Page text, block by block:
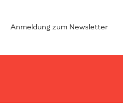
Anmeldung zum Newsletter